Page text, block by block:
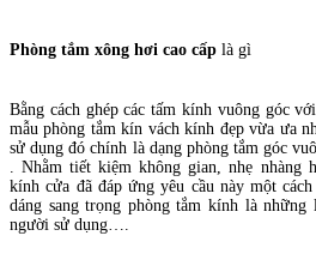
Phòng tắm xông hơi cao cấp là gì
Bằng cách ghép các tấm kính vuông góc
mẫu phòng tắm kín vách kính đẹp vừa ưa
sử dụng đó chính là dạng phòng tắm góc
. Nhằm tiết kiệm không gian, nhẹ nhàng
kính cửa đã đáp ứng yêu cầu này một
dáng sang trọng phòng tắm kính là
người sử dụng….